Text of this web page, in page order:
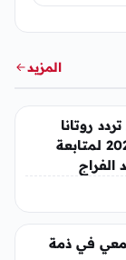
المزيد
روتانا
سبورت 2026 لمتابعة
الفراج
في ذمة